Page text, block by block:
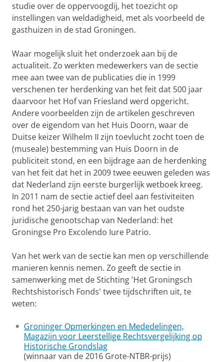
studie over de oppervoogdij, het toezicht op
instellingen van weldadigheid, met als voorbeeld de
gasthuizen in de stad Groningen.
Waar mogelijk sluit het onderzoek aan bij de
actualiteit. Zo werkten medewerkers van de sectie
mee aan twee van de publicaties die in 1999
verschenen ter herdenking van het feit dat 500 jaar
daarvoor het Hof van Friesland werd opgericht.
Andere voorbeelden zijn de artikelen geschreven
over de eigendom van het Huis Doorn, waar de
Duitse keizer Wilhelm II zijn toevlucht zocht toen de
(museale) bestemming van Huis Doorn in de
publiciteit stond, en een bijdrage aan de herdenking
van het feit dat het in 2009 twee eeuwen geleden was
dat Nederland zijn eerste burgerlijk wetboek kreeg.
In 2011 nam de sectie actief deel aan festiviteiten
rond het 250-jarig bestaan van van het oudste
juridische genootschap van Nederland: het
Groningse Pro Excolendo Iure Patrio.
Van het werk van de sectie kan men op verschillende
manieren kennis nemen. Zo geeft de sectie in
samenwerking met de Stichting 'Het Groningsch
Rechtshistorisch Fonds' twee tijdschriften uit, te
weten:
Groninger Opmerkingen en Mededelingen,
Magazijn voor Leerstellige Rechtsvergelijking op
Historische Grondslag
(winnaar van de 2016 Grote-NTBR-prijs)